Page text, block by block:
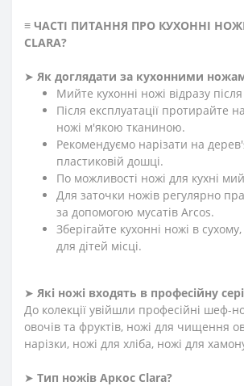
≡ ЧАСТІ ПИТАННЯ ПРО КУХОННІ НОЖІ
CLARA?
➤ Як доглядати за кухонними
Мийте кухонні ножі відразу
Після експлуатації протирайте
ножі м'якою тканиною.
Рекомендуємо нарізати на
пластиковій дошці.
По можливості ножі для кухні
Для заточки ножів регулярно
за допомогою мусатів Arcos.
Зберігайте кухонні ножі в
для дітей місці.
➤ Які ножі входять в професійну
До колекції увійшли професійні шеф-
овочів та фруктів, ножі для чищення
нарізки, ножі для хліба, ножі для
➤ Тип ножів Аркос Clara?